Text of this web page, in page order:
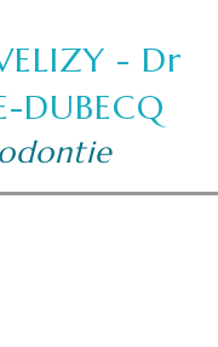
- Dr
DUBECQ